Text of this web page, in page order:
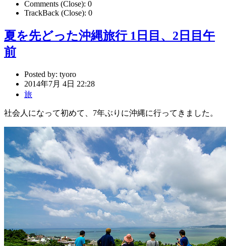
Comments (Close): 0
TrackBack (Close): 0
夏を先どった沖縄旅行 1日目、2日目午
前
Posted by: tyoro
2014年7月 4日 22:28
旅
社会人になって初めて、7年ぶりに沖縄に行ってきました。